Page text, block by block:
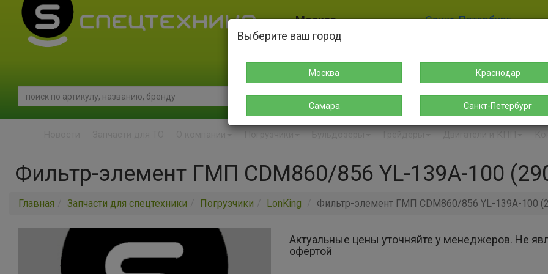
Москва
8-925-189-12-38
Санкт-Петербург
sales@s-spectehnika.ru spb@s-spectehnika.ru
Поиск Написать в
Погрузчики Бульдозеры Грейдеры Двигатели и КПП
Фильтр-элемент ГМП CDM860/856 YL-139A-100
Главная Запчасти для спецтехники Погрузчики LonKing Фильтр-элемент ГМП CDM860/856 YL-139A-100
Актуальные цены уточняйте у менеджеров. Не
офертой
Выберите ваш город
Москва Краснодар
Самара Санкт-Петербург